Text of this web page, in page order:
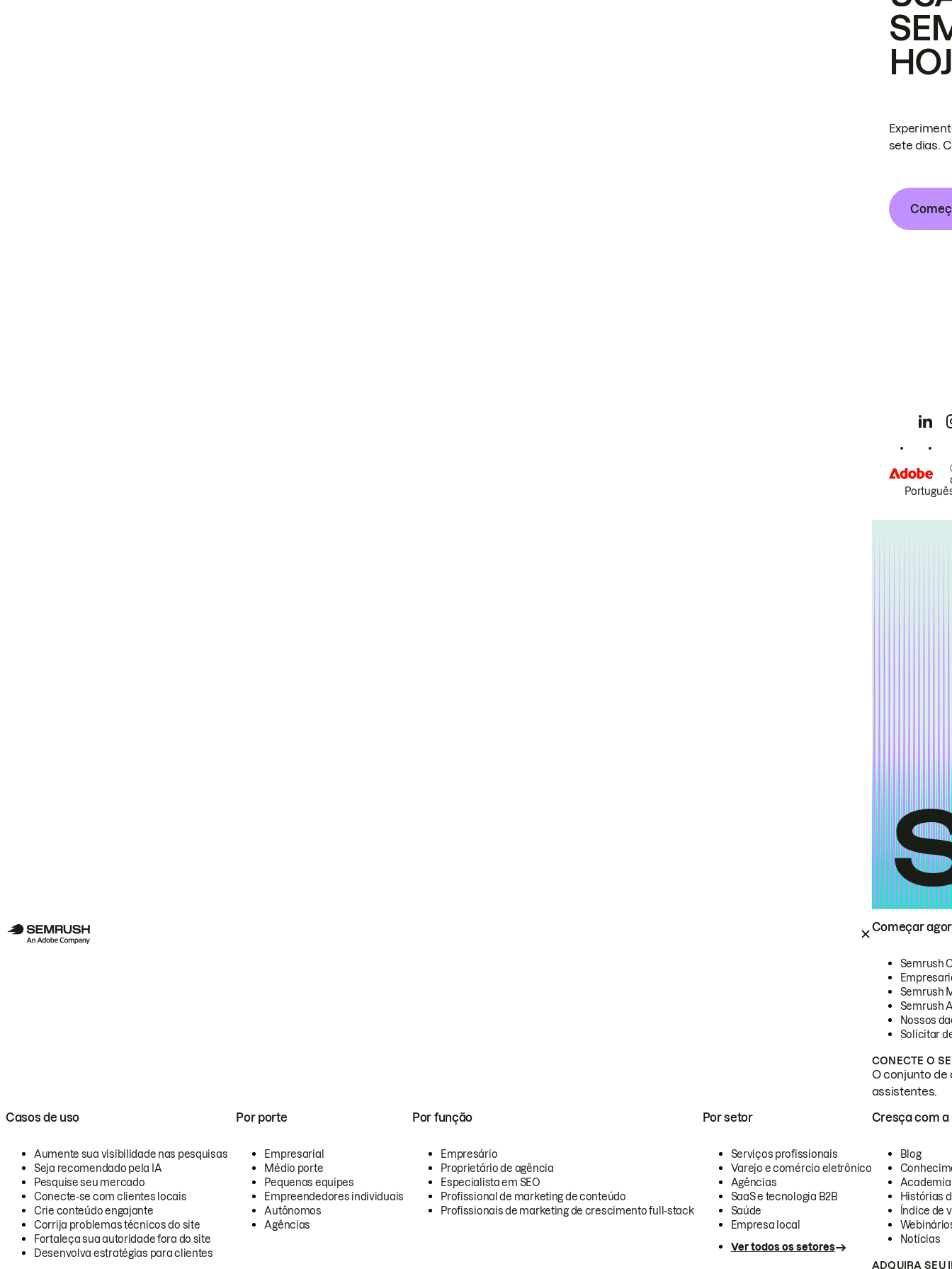
Começar
Semrush
Semrush
Semrush
Nossos
Solicitar
CONECTE O
O conjunto de
assistentes.
Casos de uso
Aumente sua visibilidade nas pesquisas
Seja recomendado pela IA
Pesquise seu mercado
Conecte-se com clientes locais
Crie conteúdo engajante
Corrija problemas técnicos do site
Fortaleça sua autoridade fora do site
Desenvolva estratégias para clientes
Por porte
Empresarial
Médio porte
Pequenas equipes
Empreendedores individuais
Autônomos
Agências
Por função
Empresário
Proprietário de agência
Especialista em SEO
Profissional de marketing de conteúdo
Profissionais de marketing de crescimento full-stack
Por setor
Serviços profissionais
Varejo e comércio eletrônico
Agências
SaaS e tecnologia B2B
Saúde
Empresa local
Ver todos os setores
Cresça com a
Blog
Academia
Histórias
Índice de
Notícias
ADQUIRA SEU
sete dias.